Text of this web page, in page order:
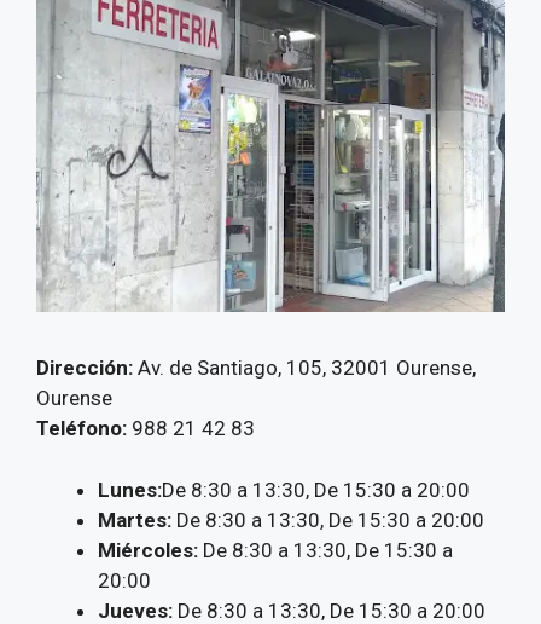
Dirección: Av. de Santiago, 105, 32001 Ourense,
Ourense
Teléfono: 988 21 42 83
Lunes:De 8:30 a 13:30, De 15:30 a 20:00
Martes: De 8:30 a 13:30, De 15:30 a 20:00
Miércoles: De 8:30 a 13:30, De 15:30 a
20:00
Jueves: De 8:30 a 13:30, De 15:30 a 20:00